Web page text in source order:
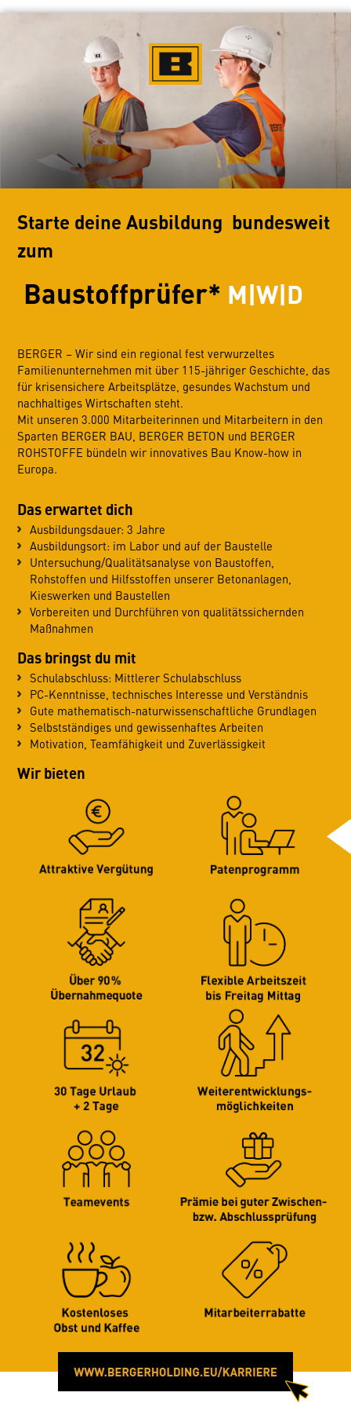
Starte deine Ausbildung bundesweit
zum
Baustoffprüfer* M|W|D
BERGER – Wir sind ein regional fest verwurzeltes
Familienunternehmen mit über 115-jähriger Geschichte, das
für krisensichere Arbeitsplätze, gesundes Wachstum und
nachhaltiges Wirtschaften steht.
Mit unseren 3.000 Mitarbeiterinnen und Mitarbeitern in den
Sparten BERGER BAU, BERGER BETON und BERGER
ROHSTOFFE bündeln wir innovatives Bau Know-how in
Europa.
Das erwartet dich
Ausbildungsdauer: 3 Jahre
Ausbildungsort: im Labor und auf der Baustelle
Untersuchung/Qualitätsanalyse von Baustoffen,
Rohstoffen und Hilfsstoffen unserer Betonanlagen,
Kieswerken und Baustellen
Vorbereiten und Durchführen von qualitätssichernden
Maßnahmen
Das bringst du mit
Schulabschluss: Mittlerer Schulabschluss
PC-Kenntnisse, technisches Interesse und Verständnis
Gute mathematisch-naturwissenschaftliche Grundlagen
Selbstständiges und gewissenhaftes Arbeiten
Motivation, Teamfähigkeit und Zuverlässigkeit
Wir bieten